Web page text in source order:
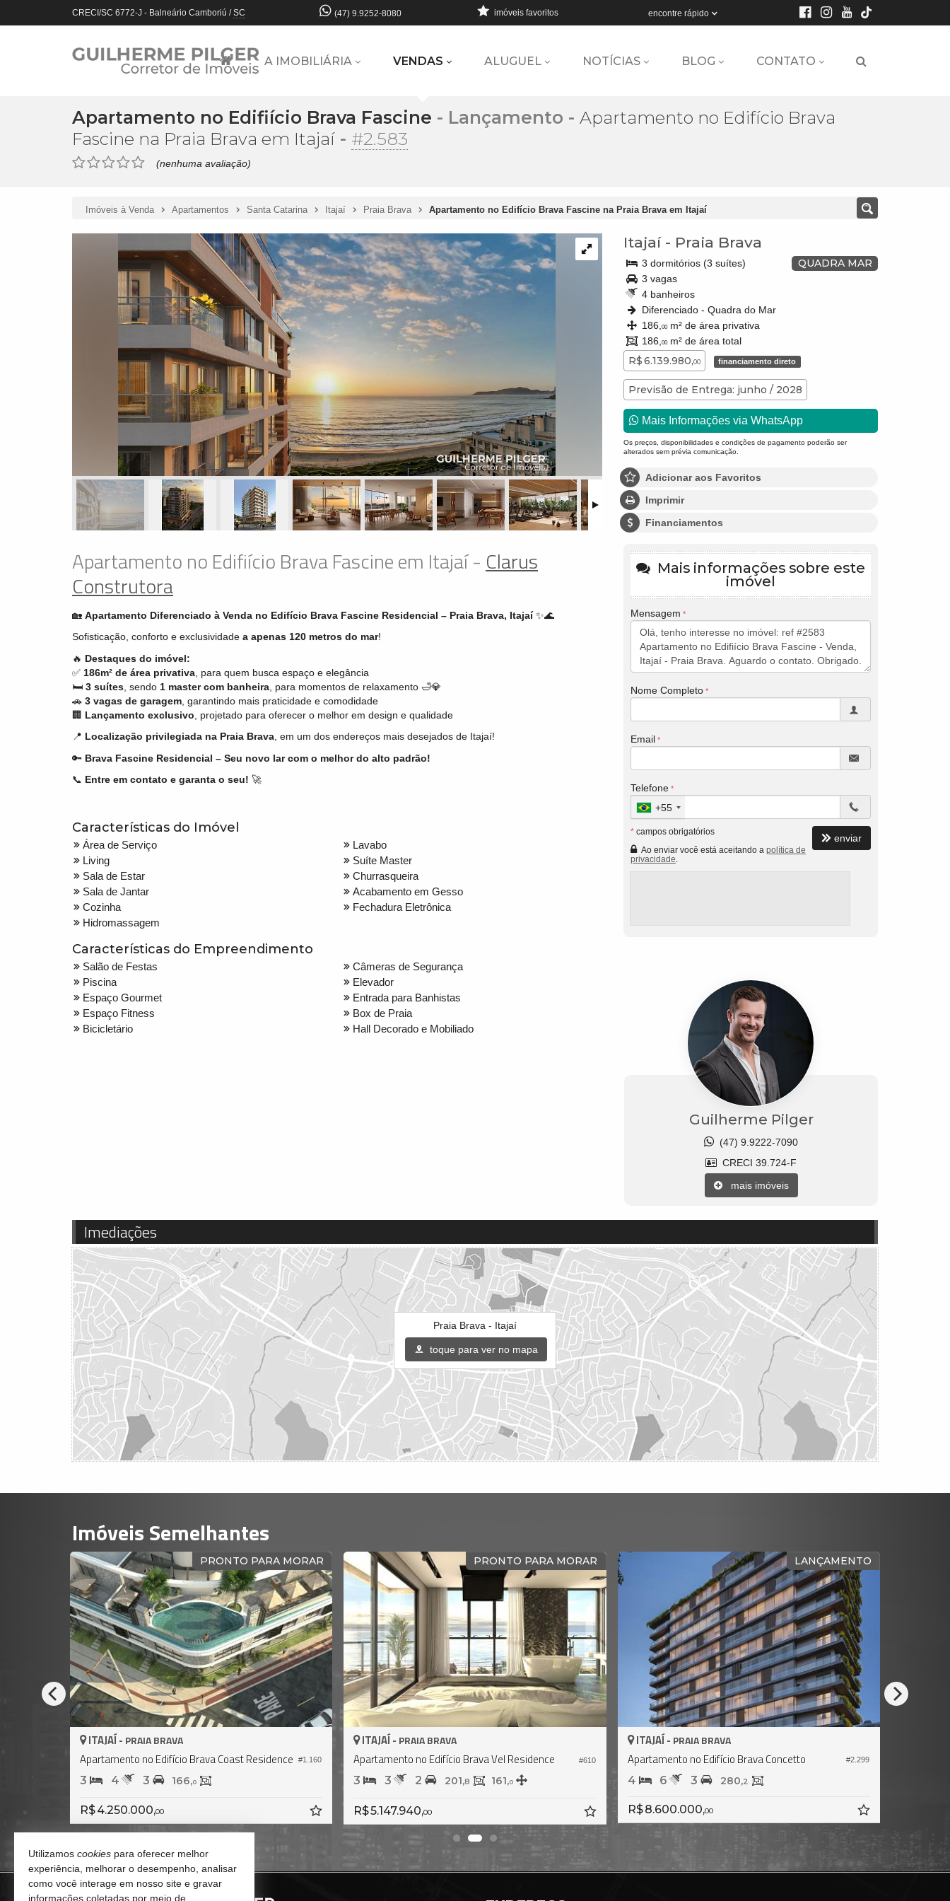
CRECI/SC 6772-J - Balneário Camboriú /SC (47) 9.9252-8080 encontre rápido
imóveis favoritos
A IMOBILIÁRIA VENDAS ALUGUEL NOTÍCIAS BLOG CONTATO
Apartamento no Edifiício Brava Fascine - Lançamento - Apartamento no Edifício Brava
Fascine na Praia Brava em Itajaí - #2.583
(nenhuma avaliação)
Imóveis à Venda Apartamentos Santa Catarina Itajaí Praia Brava Apartamento no Edifício Brava Fascine na Praia Brava em Itajaí
Apartamento no Edifiício Brava Fascine em Itajaí - Clarus
Construtora
🏡 Apartamento Diferenciado à Venda no Edifício Brava Fascine Residencial – Praia Brava, Itajaí✨🌊
Sofisticação, conforto e exclusividade a apenas 120 metros do mar!
🔥 Destaques do imóvel:
✅ 186m² de área privativa , para quem busca espaço e elegância
🛏️ 3 suítes , sendo 1 master com banheira , para momentos de relaxamento 🛁💎
🚗 3 vagas de garagem , garantindo mais praticidade e comodidade
🏢 Lançamento exclusivo , projetado para oferecer o melhor em design e qualidade
📍 Localização privilegiada na Praia Brava , em um dos endereços mais desejados de Itajaí!
🔑 Brava Fascine Residencial – Seu novo lar com o melhor do alto padrão!
📞 Entre em contato e garanta o seu! 🚀
Características do Imóvel
Área de Serviço
Living
Sala de Estar
Sala de Jantar
Cozinha
Hidromassagem
Lavabo
Suíte Master
Churrasqueira
Acabamento em Gesso
Fechadura Eletrônica
Características do Empreendimento
Salão de Festas
Piscina
Espaço Gourmet
Espaço Fitness
Bicicletário
Câmeras de Segurança
Elevador
Entrada para Banhistas
Box de Praia
Hall Decorado e Mobiliado
Itajaí- Praia Brava
QUADRA MAR
3 dormitórios (3 suítes)
3 vagas
4 banheiros
Diferenciado - Quadra do Mar
186, 00m² de área privativa
186, 00m² de área total
R$ 6.139.980,00 financiamento direto
Previsão de Entrega: junho / 2028
Mais Informações via WhatsApp
Os preços, disponibilidades e condições de pagamento poderão ser
alterados sem prévia comunicação.
Adicionar aos Favoritos
Imprimir
Financiamentos
Mais informações sobre este
imóvel
Mensagem
Nome Completo
Email
Telefone
+55
* campos obrigatórios
Ao enviar você está aceitando a política de
privacidade.
enviar
Guilherme Pilger
(47) 9.9222-7090
CRECI 39.724-F
mais imóveis
Imediações
Praia Brava - Itajaí
toque para ver no mapa
Imóveis Semelhantes
PRONTO PARA MORAR
#1.160
ITAJAÍ - PRAIA BRAVA
Apartamento no Edifício Brava Coast Residence
3 4 3 166,0
R$ 4.250.000,00
PRONTO PARA MORAR
#610
ITAJAÍ - PRAIA BRAVA
Apartamento no Edifício Brava Vel Residence
3 3 2 201,8 161,0
R$ 5.147.940,00
LANÇAMENTO
#2.299
ITAJAÍ - PRAIA BRAVA
Apartamento no Edifício Brava Concetto
4 6 3 280,2
R$ 8.600.000,00
Utilizamos cookies para oferecer melhor
experiência, melhorar o desempenho, analisar
como você interage em nosso site e gravar
informações coletadas por meio de